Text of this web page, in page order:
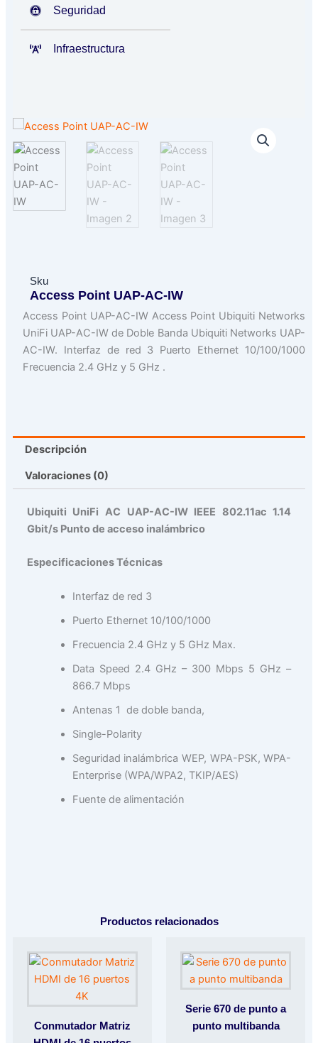
Seguridad
Infraestructura
Sku
Access Point UAP-AC-IW
Access Point UAP-AC-IW Access Point Ubiquiti Networks
UniFi UAP-AC-IW de Doble Banda Ubiquiti Networks UAP-
AC-IW. Interfaz de red 3 Puerto Ethernet 10/100/1000
Frecuencia 2.4 GHz y 5 GHz .
Descripción
Valoraciones (0)
Ubiquiti UniFi AC UAP-AC-IW IEEE 802.11ac 1.14
Gbit/s Punto de acceso inalámbrico
Especificaciones Técnicas
Interfaz de red 3
Puerto Ethernet 10/100/1000
Frecuencia 2.4 GHz y 5 GHz Max.
Data Speed 2.4 GHz – 300 Mbps 5 GHz –
866.7 Mbps
Antenas 1 de doble banda,
Single-Polarity
Seguridad inalámbrica WEP, WPA-PSK, WPA-
Enterprise (WPA/WPA2, TKIP/AES)
Fuente de alimentación
Productos relacionados
Conmutador Matriz
Serie 670 de punto a
punto multibanda